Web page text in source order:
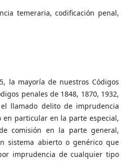
temeraria, codificación penal,
la mayoría de nuestros Códigos
penales de 1848, 1870, 1932,
llamado delito de imprudencia
particular en la parte especial,
comisión en la parte general,
sistema abierto o genérico que
imprudencia de cualquier tipo